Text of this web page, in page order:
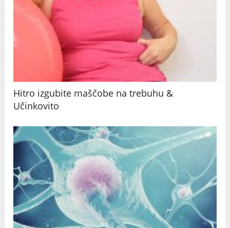
Hitro izgubite maščobe na trebuhu &
Učinkovito